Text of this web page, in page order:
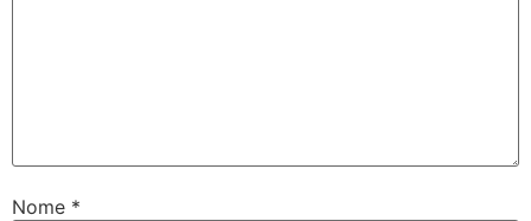
Nome *